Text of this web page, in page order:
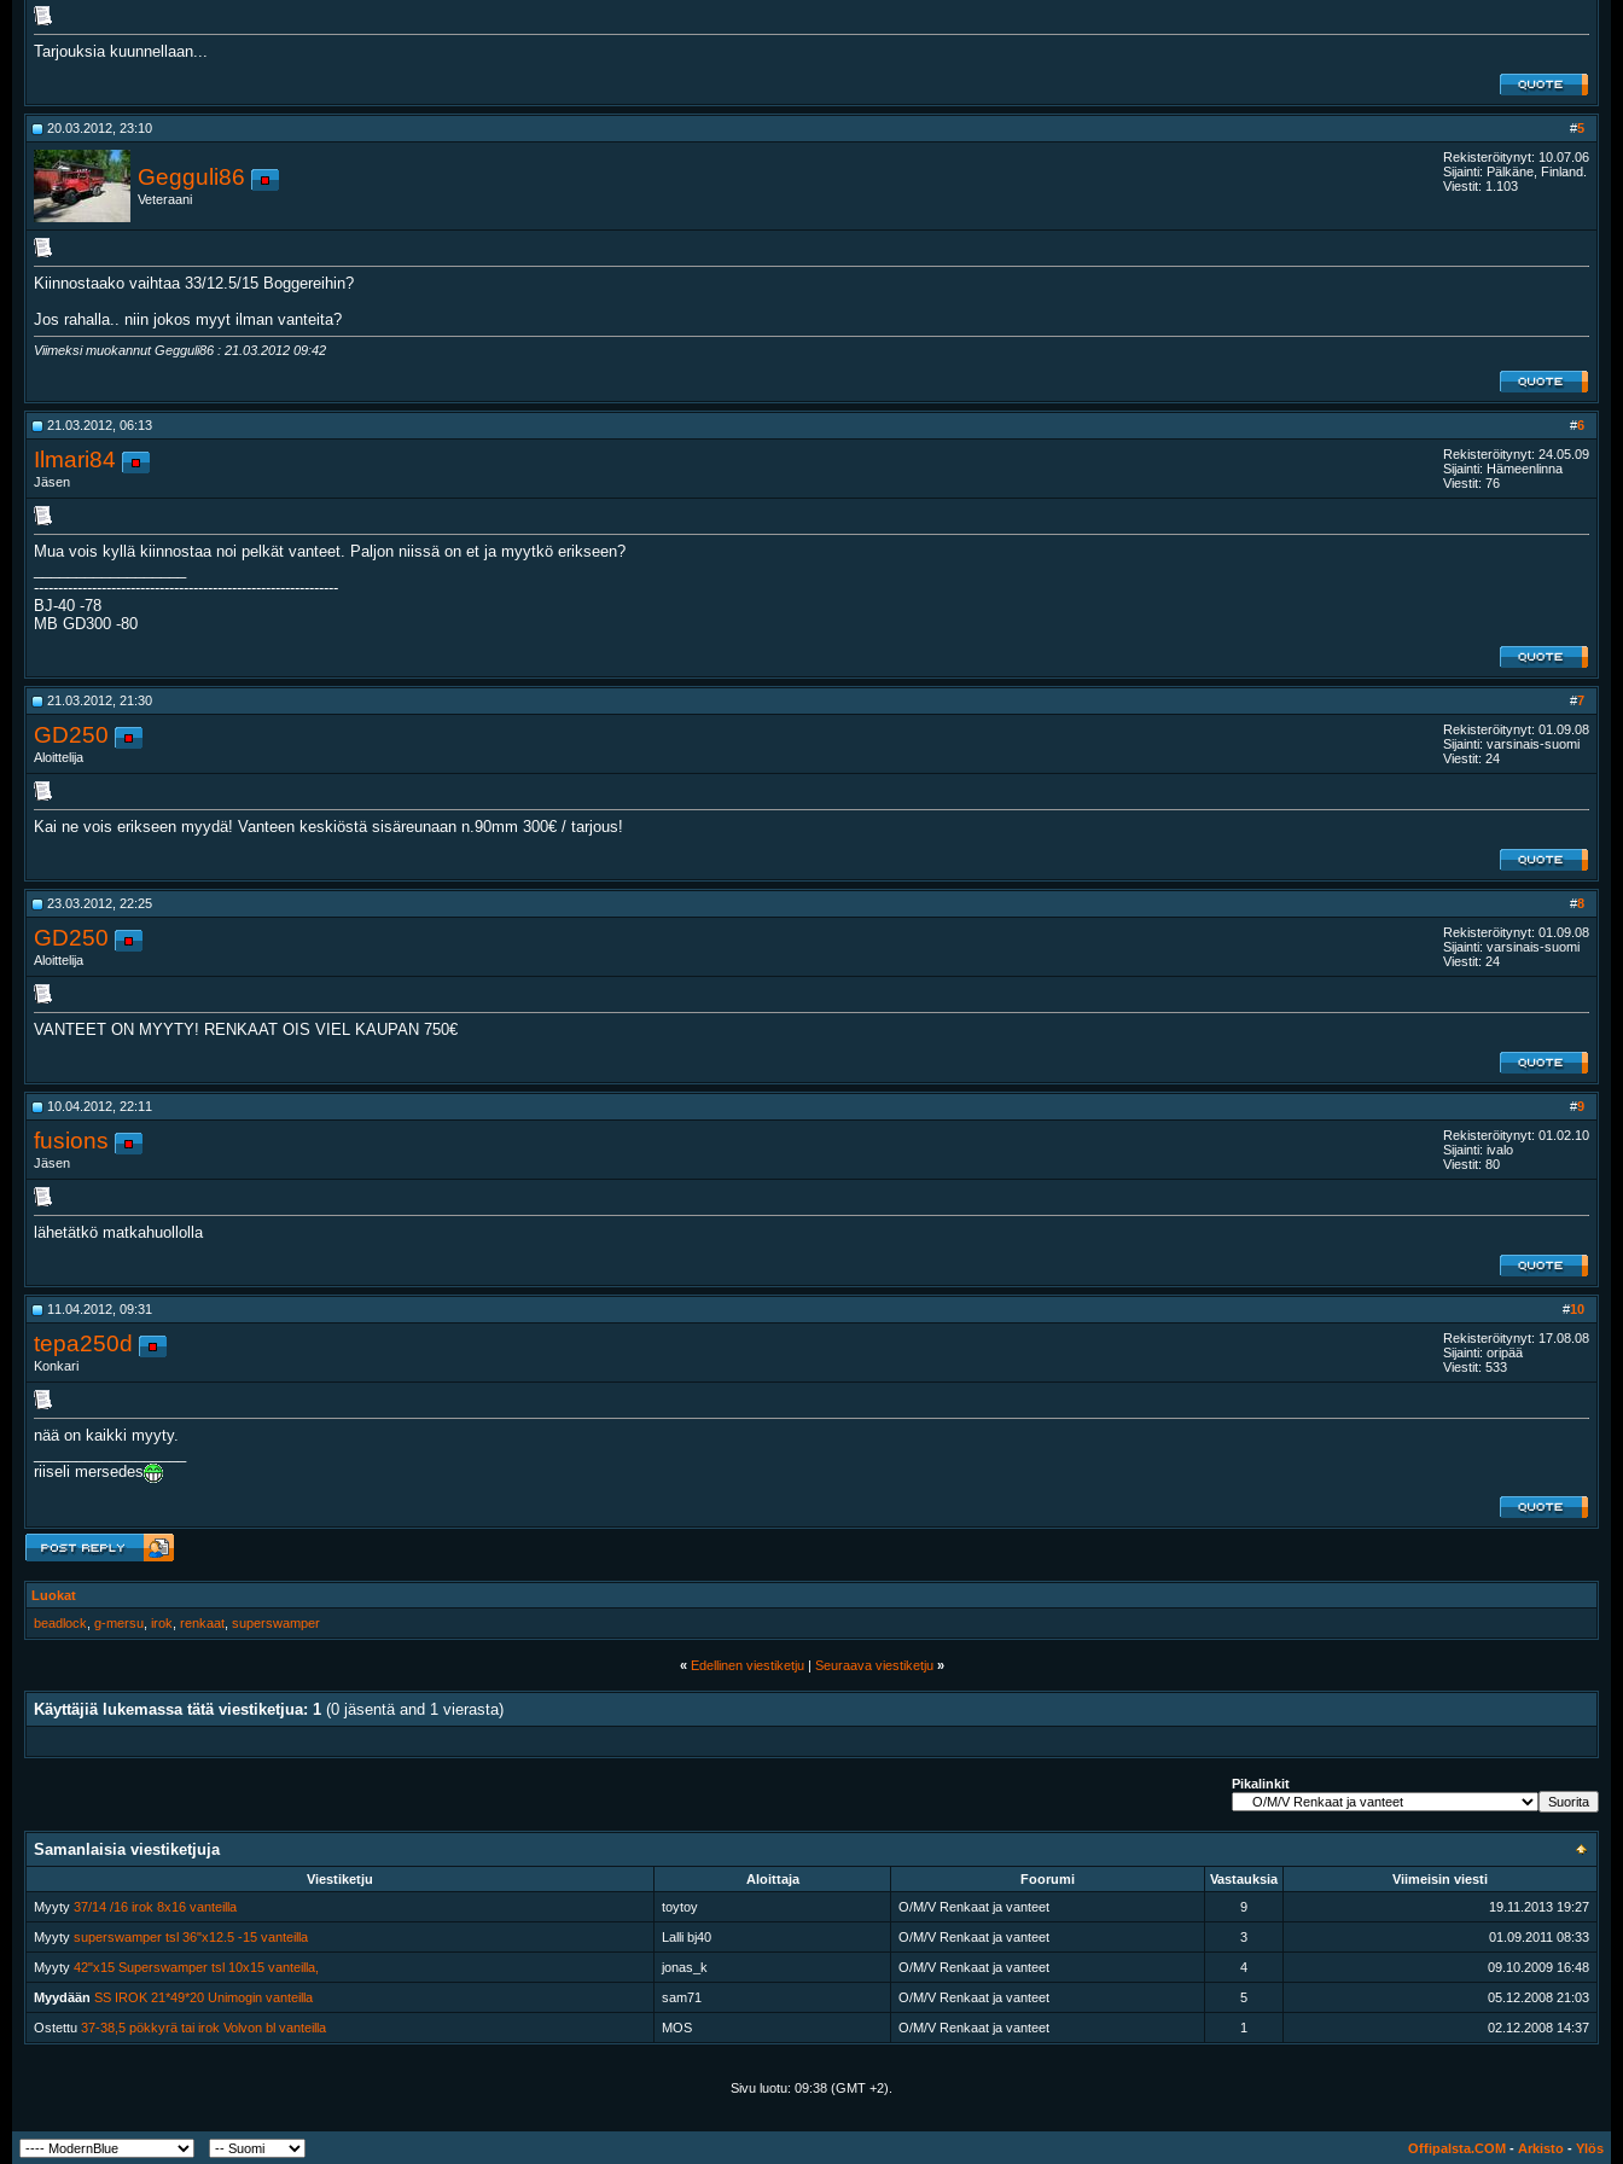
Tarjouksia kuunnellaan...
#5
20.03.2012, 23:10
Gegguli86
Veteraani
Rekisteröitynyt: 10.07.06
Sijainti: Pälkäne, Finland.
Viestit: 1.103
Kiinnostaako vaihtaa 33/12.5/15 Boggereihin?
Jos rahalla.. niin jokos myyt ilman vanteita?
Viimeksi muokannut Gegguli86 : 21.03.2012 09:42
#6
21.03.2012, 06:13
Ilmari84
Jäsen
Rekisteröitynyt: 24.05.09
Sijainti: Hämeenlinna
Viestit: 76
Mua vois kyllä kiinnostaa noi pelkät vanteet. Paljon niissä on et ja myytkö erikseen?
---------------------------------------------------------------
BJ-40 -78
MB GD300 -80
#7
21.03.2012, 21:30
GD250
Aloittelija
Rekisteröitynyt: 01.09.08
Sijainti: varsinais-suomi
Viestit: 24
Kai ne vois erikseen myydä! Vanteen keskiöstä sisäreunaan n.90mm 300€ / tarjous!
#8
23.03.2012, 22:25
GD250
Aloittelija
Rekisteröitynyt: 01.09.08
Sijainti: varsinais-suomi
Viestit: 24
VANTEET ON MYYTY! RENKAAT OIS VIEL KAUPAN 750€
#9
10.04.2012, 22:11
fusions
Jäsen
Rekisteröitynyt: 01.02.10
Sijainti: ivalo
Viestit: 80
lähetätkö matkahuollolla
#10
11.04.2012, 09:31
tepa250d
Konkari
Rekisteröitynyt: 17.08.08
Sijainti: oripää
Viestit: 533
nää on kaikki myyty.
riiseli mersedes
Luokat
beadlock g-mersu irok renkaat superswamper
« Edellinen viestiketju| Seuraava viestiketju »
Käyttäjiä lukemassa tätä viestiketjua: 1 (0 jäsentä and 1 vierasta)
Pikalinkit
Samanlaisia viestiketjuja
Viestiketju Aloittaja Foorumi Vastauksia
Viimeisin viesti
Myyty 37/14 /16 irok 8x16 vanteilla toytoy O/M/V Renkaat ja vanteet 9 19.11.2013 19:27
Myyty superswamper tsl 36"x12.5 -15 vanteilla Lalli bj40 O/M/V Renkaat ja vanteet 3 01.09.2011 08:33
Myyty 42"x15 Superswamper tsl 10x15 vanteilla, jonas_k O/M/V Renkaat ja vanteet 4 09.10.2009 16:48
Myydään SS IROK 21*49*20 Unimogin vanteilla sam71 O/M/V Renkaat ja vanteet 5 05.12.2008 21:03
Ostettu 37-38,5 pökkyrä tai irok Volvon bl vanteilla MOS O/M/V Renkaat ja vanteet 1 02.12.2008 14:37
Sivu luotu: 09:38 (GMT +2).
Offipalsta.COM - Arkisto - Ylös